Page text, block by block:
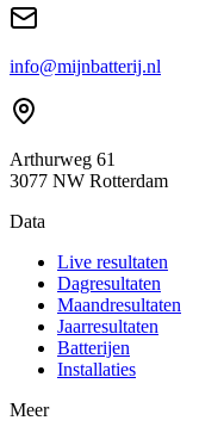
info@mijnbatterij.nl
Arthurweg 61
3077 NW Rotterdam
Data
Live resultaten
Dagresultaten
Maandresultaten
Jaarresultaten
Batterijen
Installaties
Meer